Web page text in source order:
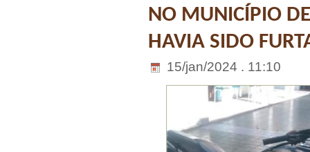
NO MUNICÍPIO
HAVIA SIDO
15/jan/2024 . 11:10